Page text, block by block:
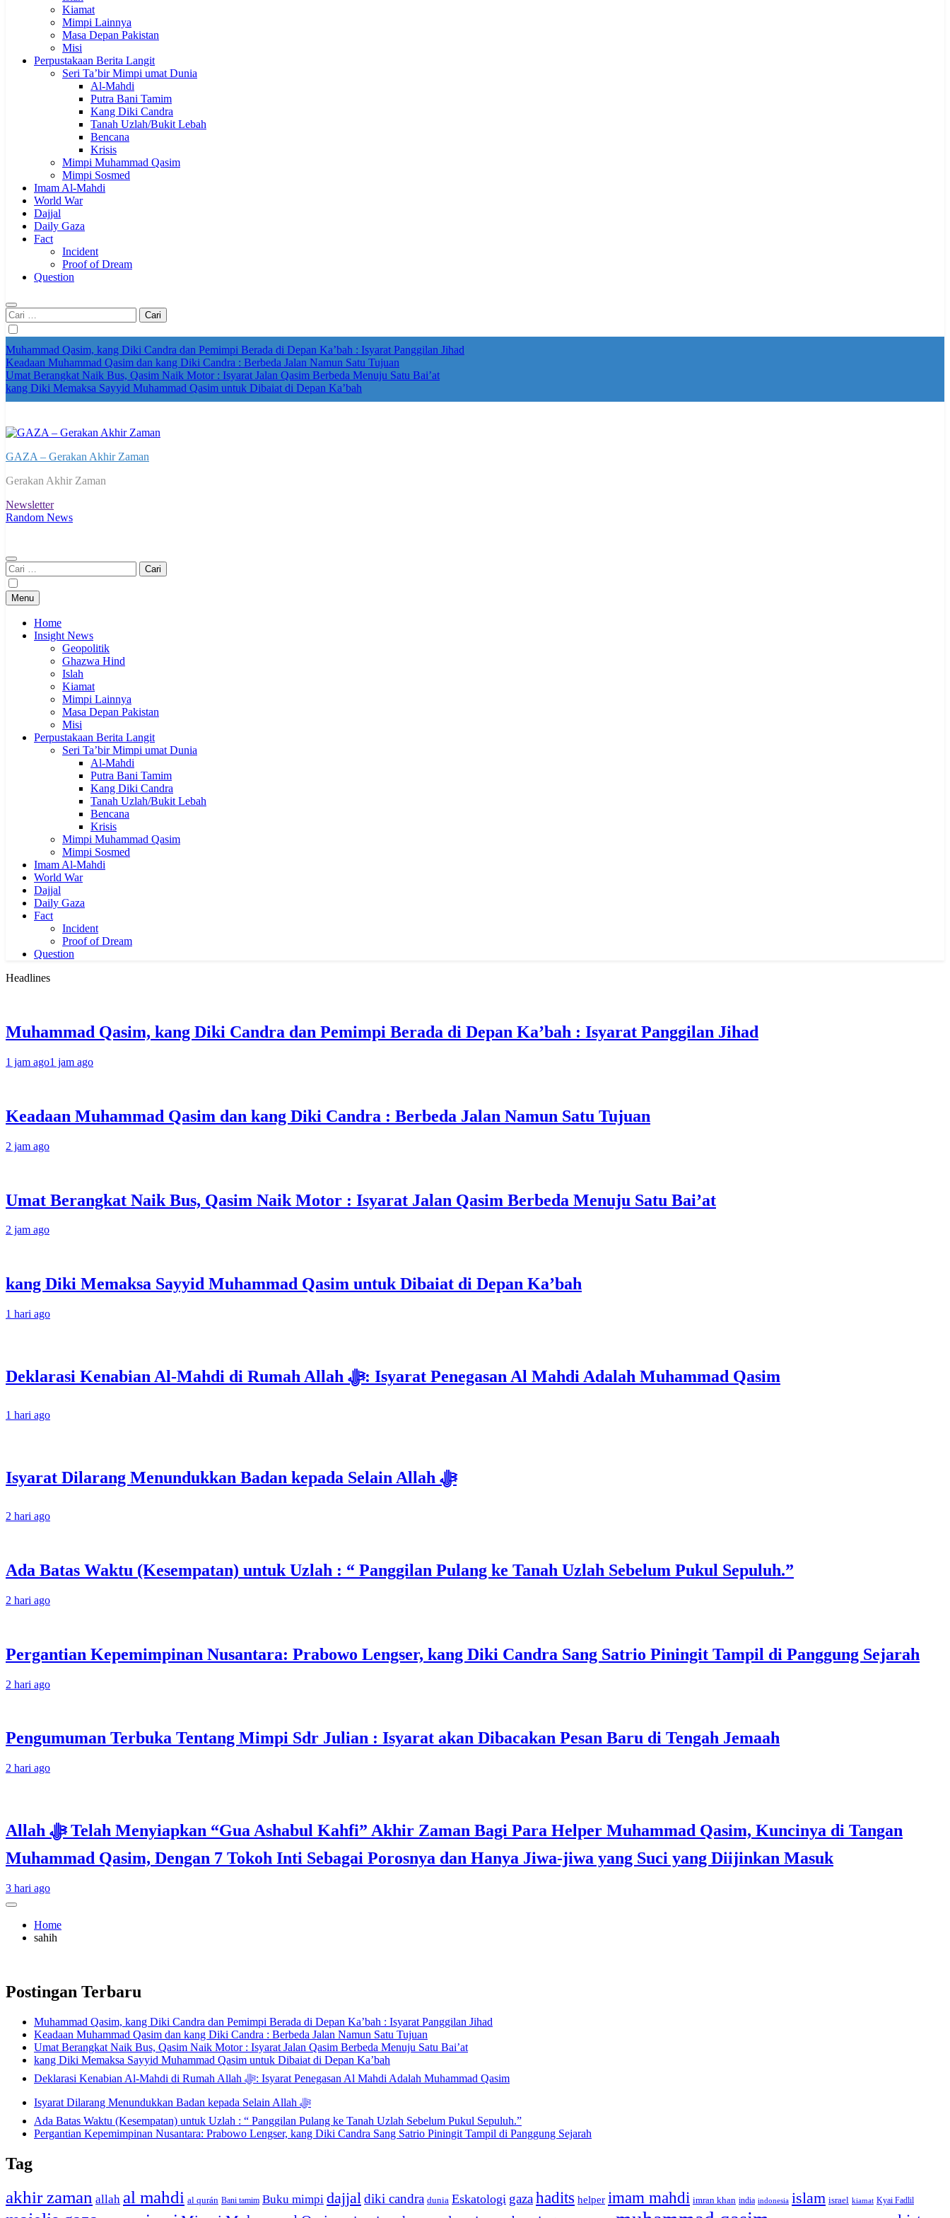
Kiamat
Mimpi Lainnya
Masa Depan Pakistan
Misi
Perpustakaan Berita Langit
Seri Ta’bir Mimpi umat Dunia
Al-Mahdi
Putra Bani Tamim
Kang Diki Candra
Tanah Uzlah/Bukit Lebah
Bencana
Krisis
Mimpi Muhammad Qasim
Mimpi Sosmed
Imam Al-Mahdi
World War
Dajjal
Daily Gaza
Fact
Incident
Proof of Dream
Question
Cari
untuk:
Muhammad Qasim, kang Diki Candra dan Pemimpi Berada di Depan Ka’bah : Isyarat Panggilan Jihad
Keadaan Muhammad Qasim dan kang Diki Candra : Berbeda Jalan Namun Satu Tujuan
Umat Berangkat Naik Bus, Qasim Naik Motor : Isyarat Jalan Qasim Berbeda Menuju Satu Bai’at
kang Diki Memaksa Sayyid Muhammad Qasim untuk Dibaiat di Depan Ka’bah
GAZA – Gerakan Akhir Zaman
Gerakan Akhir Zaman
Newsletter
Random News
Cari
untuk:
Menu
Home
Insight News
Geopolitik
Ghazwa Hind
Islah
Kiamat
Mimpi Lainnya
Masa Depan Pakistan
Misi
Perpustakaan Berita Langit
Seri Ta’bir Mimpi umat Dunia
Al-Mahdi
Putra Bani Tamim
Kang Diki Candra
Tanah Uzlah/Bukit Lebah
Bencana
Krisis
Mimpi Muhammad Qasim
Mimpi Sosmed
Imam Al-Mahdi
World War
Dajjal
Daily Gaza
Fact
Incident
Proof of Dream
Question
Headlines
Muhammad Qasim, kang Diki Candra dan Pemimpi Berada di Depan Ka’bah : Isyarat Panggilan Jihad
1 jam ago1 jam ago
Keadaan Muhammad Qasim dan kang Diki Candra : Berbeda Jalan Namun Satu Tujuan
2 jam ago
Umat Berangkat Naik Bus, Qasim Naik Motor : Isyarat Jalan Qasim Berbeda Menuju Satu Bai’at
2 jam ago
kang Diki Memaksa Sayyid Muhammad Qasim untuk Dibaiat di Depan Ka’bah
1 hari ago
Deklarasi Kenabian Al-Mahdi di Rumah Allah ﷻ: Isyarat Penegasan Al Mahdi Adalah Muhammad Qasim
1 hari ago
Isyarat Dilarang Menundukkan Badan kepada Selain Allah ﷻ
2 hari ago
Ada Batas Waktu (Kesempatan) untuk Uzlah : “ Panggilan Pulang ke Tanah Uzlah Sebelum Pukul Sepuluh.”
2 hari ago
Pergantian Kepemimpinan Nusantara: Prabowo Lengser, kang Diki Candra Sang Satrio Piningit Tampil di Panggung Sejarah
2 hari ago
Pengumuman Terbuka Tentang Mimpi Sdr Julian : Isyarat akan Dibacakan Pesan Baru di Tengah Jemaah
2 hari ago
Allah ﷻ Telah Menyiapkan “Gua Ashabul Kahfi” Akhir Zaman Bagi Para Helper Muhammad Qasim, Kuncinya di Tangan
Muhammad Qasim, Dengan 7 Tokoh Inti Sebagai Porosnya dan Hanya Jiwa-jiwa yang Suci yang Diijinkan Masuk
3 hari ago
Home
sahih
Postingan Terbaru
Muhammad Qasim, kang Diki Candra dan Pemimpi Berada di Depan Ka’bah : Isyarat Panggilan Jihad
Keadaan Muhammad Qasim dan kang Diki Candra : Berbeda Jalan Namun Satu Tujuan
Umat Berangkat Naik Bus, Qasim Naik Motor : Isyarat Jalan Qasim Berbeda Menuju Satu Bai’at
kang Diki Memaksa Sayyid Muhammad Qasim untuk Dibaiat di Depan Ka’bah
Deklarasi Kenabian Al-Mahdi di Rumah Allah ﷻ: Isyarat Penegasan Al Mahdi Adalah Muhammad Qasim
Isyarat Dilarang Menundukkan Badan kepada Selain Allah ﷻ
Ada Batas Waktu (Kesempatan) untuk Uzlah : “ Panggilan Pulang ke Tanah Uzlah Sebelum Pukul Sepuluh.”
Pergantian Kepemimpinan Nusantara: Prabowo Lengser, kang Diki Candra Sang Satrio Piningit Tampil di Panggung Sejarah
Tag
akhir zaman allah al mahdi al qurán Bani tamim Buku mimpi dajjal diki candra dunia Eskatologi gazahadits helper imam mahdi imran khan india indonesia islam israel kiamat Kyai Fadlil